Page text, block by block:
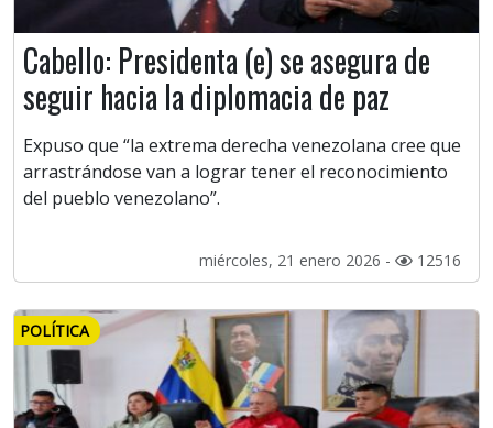
Cabello: Presidenta (e) se asegura de
seguir hacia la diplomacia de paz
Expuso que “la extrema derecha venezolana cree que
arrastrándose van a lograr tener el reconocimiento
del pueblo venezolano”.
miércoles, 21 enero 2026 - 12516
POLÍTICA